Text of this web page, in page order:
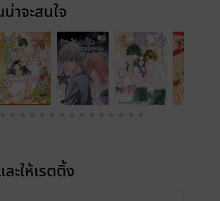
าจะสนใจ
ะให้เรตติ้ง